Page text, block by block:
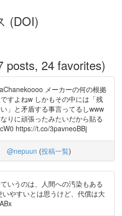
(DOI)
posts, 24 favorites)
メーカーの何の根拠
すよねw しかもその中には「残
」と矛盾する事言ってるしwww
りに頑張ったみたいだから貼る
https://t.co/3pavneoBBj
@nepuun (投稿一覧)
いうのは、人間への汚染もある
やすいとは思うけど、代償は大